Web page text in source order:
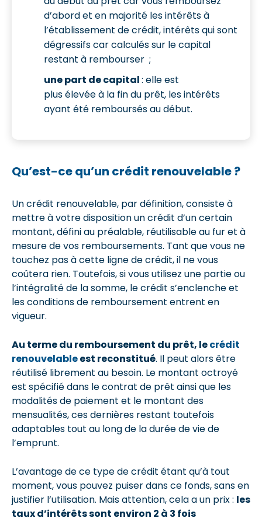
d’abord et en majorité les intérêts à
l’établissement de crédit, intérêts qui sont
dégressifs car calculés sur le capital
restant à rembourser ;
une part de capital: elle est
plus élevée à la fin du prêt, les intérêts
ayant été remboursés au début.
Qu’est-ce qu’un crédit renouvelable ?
Un crédit renouvelable, par définition, consiste à
mettre à votre disposition un crédit d’un certain
montant, défini au préalable, réutilisable au fur et à
mesure de vos remboursements. Tant que vous ne
touchez pas à cette ligne de crédit, il ne vous
coûtera rien. Toutefois, si vous utilisez une partie ou
l’intégralité de la somme, le crédit s’enclenche et
les conditions de remboursement entrent en
vigueur.
Au terme du remboursement du prêt, lecrédit
renouvelableest reconstitué. Il peut alors être
réutilisé librement au besoin. Le montant octroyé
est spécifié dans le contrat de prêt ainsi que les
modalités de paiement et le montant des
mensualités, ces dernières restant toutefois
adaptables tout au long de la durée de vie de
l’emprunt.
L’avantage de ce type de crédit étant qu’à tout
moment, vous pouvez puiser dans ce fonds, sans en
justifier l’utilisation. Mais attention, cela a un prix : les
taux d’intérêts sont environ 2 à 3 fois